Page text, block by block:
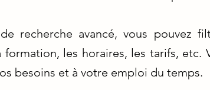
recherche avancé, vous pouvez
les horaires, les tarifs, etc.
besoins et à votre emploi du temps.